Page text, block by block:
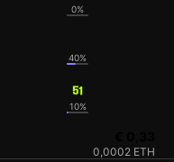
0%
40%
51
10%
0,0002 ETH